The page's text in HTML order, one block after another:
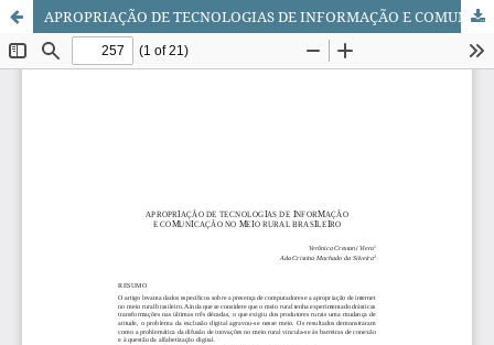
APROPRIAÇÃO DE TECNOLOGIAS DE INFORMAÇÃO E COMUNICAÇÃO NO MEIO RURAL BRASILEIRO